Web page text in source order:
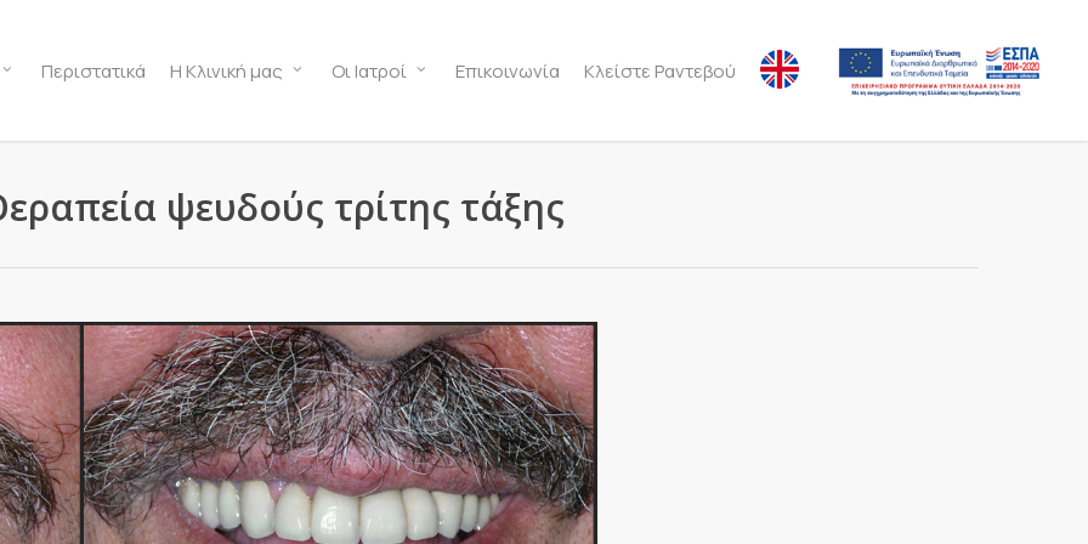
Περιστατικά Η Κλινική μας Οι Ιατροί Επικοινωνία Κλείστε Ραντεβού
ψευδούς τρίτης τάξης